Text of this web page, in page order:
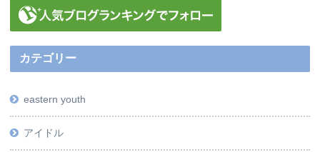
カテゴリー
eastern youth
アイドル